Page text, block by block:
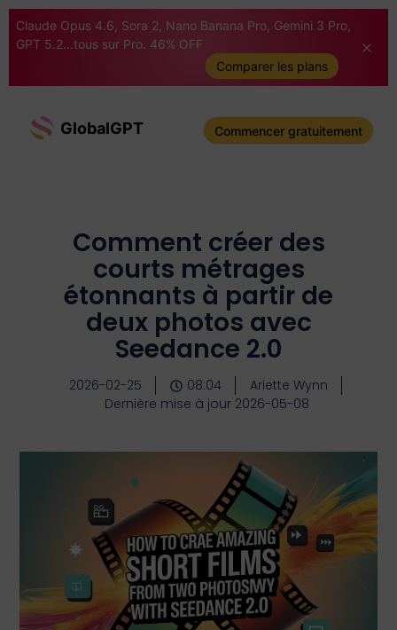
Claude Opus 4.6, Sora 2, Nano Banana Pro, Gemini 3 Pro,
GPT 5.2...tous sur Pro. 46% OFF
Comparer les plans
GlobalGPT Commencer gratuitement
Comment créer des
courts métrages
étonnants à partir de
deux photos avec
Seedance 2.0
2026-02-25 08:04
Ariette Wynn
Dernière mise à jour 2026-05-08